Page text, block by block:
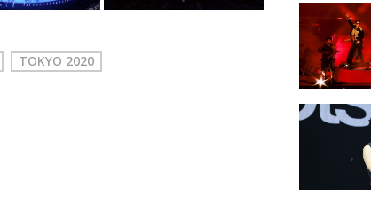
TOKYO 2020